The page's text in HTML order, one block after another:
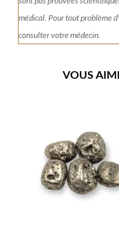
médical. Pour tout problème
consulter votre médecin.
VOUS